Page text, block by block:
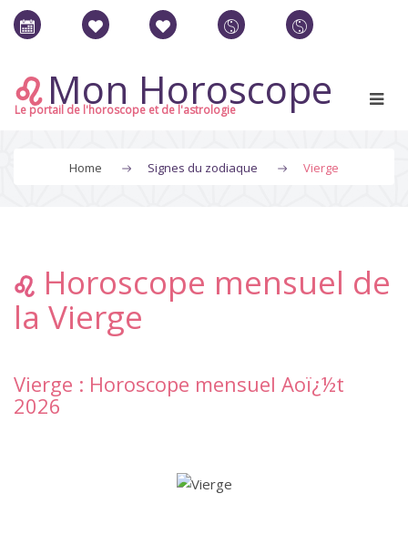
Mon Horoscope
Le portail de l'horoscope et de l'astrologie
Home Signes du zodiaque Vierge
Horoscope mensuel de
la Vierge
Vierge : Horoscope mensuel Aoï¿½t
2026